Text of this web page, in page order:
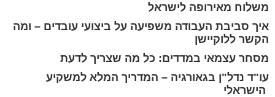
משלוח מאירופה לישראל
איך סביבת העבודה משפיעה על ביצועי עובדים – ומה
הקשר ללוקיישן
מסחר עצמאי במדדים: כל מה שצריך לדעת
עו"ד נדל"ן בגאורגיה – המדריך המלא למשקיע
הישראלי